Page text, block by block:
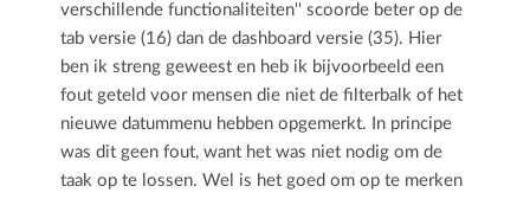
verschillende functionaliteiten'' scoorde beter op de
tab versie (16) dan de dashboard versie (35). Hier
ben ik streng geweest en heb ik bijvoorbeeld een
fout geteld voor mensen die niet de filterbalk of het
nieuwe datummenu hebben opgemerkt. In principe
was dit geen fout, want het was niet nodig om de
taak op te lossen. Wel is het goed om op te merken